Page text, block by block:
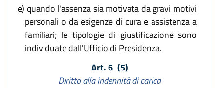
e) quando l'assenza sia motivata da gravi motivi
personali o da esigenze di cura e assistenza a
familiari; le tipologie di giustificazione sono
individuate dall'Ufficio di Presidenza.
Art. 6 (5)
Diritto alla indennità di carica